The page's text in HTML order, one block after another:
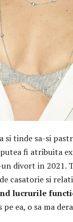
tinde sa-si
fi atribuita
divort in 2021.
casatorie si
lucrurile
ea, o sa ma